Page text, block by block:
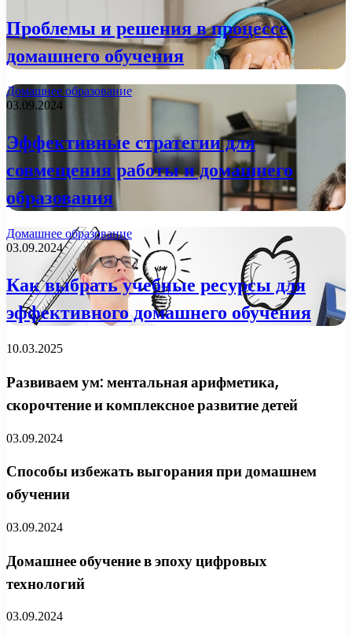
Проблемы и решения в процессе
домашнего обучения
Домашнее образование
03.09.2024
Эффективные стратегии для
совмещения работы и домашнего
образования
Домашнее образование
03.09.2024
Как выбрать учебные ресурсы для
эффективного домашнего обучения
10.03.2025
Развиваем ум: ментальная арифметика,
скорочтение и комплексное развитие детей
03.09.2024
Способы избежать выгорания при домашнем
обучении
03.09.2024
Домашнее обучение в эпоху цифровых
технологий
03.09.2024